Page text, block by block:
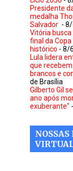
Presidente
medalha
Salvador -
Vitória
final da Copa
histórico - 8/
Lula lidera
que
brancos e
de Brasília
Gilberto Gil
ano após
exuberante"
NOSSAS